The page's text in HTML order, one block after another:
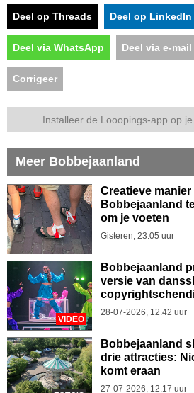
Deel op Threads Deel op LinkedIn
Deel via WhatsApp Deel via e-mail
Corrigeer
Installeer de Looopings-app op
Meer Bobbejaanland
Creatieve
Bobbejaanland
om je voeten
Gisteren, 23.05 uur
VIDEO
Bobbejaanland
versie van
28-07-2026, 12.42 uur
Bobbejaanland
drie attracties:
komt eraan
27-07-2026, 12.17 uur